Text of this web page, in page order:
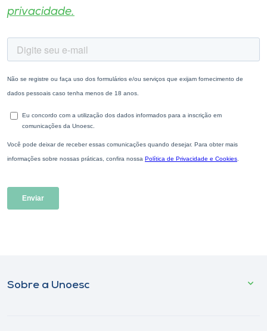
privacidade.
Sobre a Unoesc